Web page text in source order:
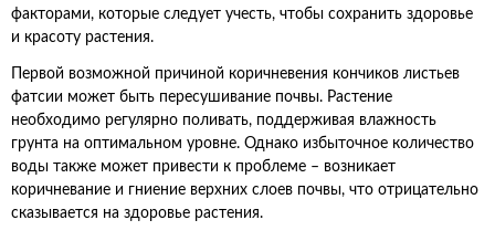
факторами, которые следует учесть, чтобы сохранить здоровье
и красоту растения.
Первой возможной причиной коричневения кончиков листьев
фатсии может быть пересушивание почвы. Растение
необходимо регулярно поливать, поддерживая влажность
грунта на оптимальном уровне. Однако избыточное количество
воды также может привести к проблеме – возникает
коричневание и гниение верхних слоев почвы, что отрицательно
сказывается на здоровье растения.